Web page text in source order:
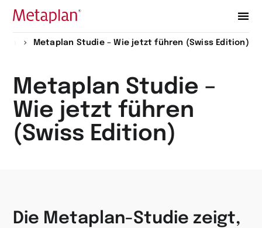
Zur
Metaplan Studie – Wie jetzt führen (Swiss Edition)
Metaplan Studie –
Wie jetzt führen
(Swiss Edition)
Die Metaplan-Studie zeigt,